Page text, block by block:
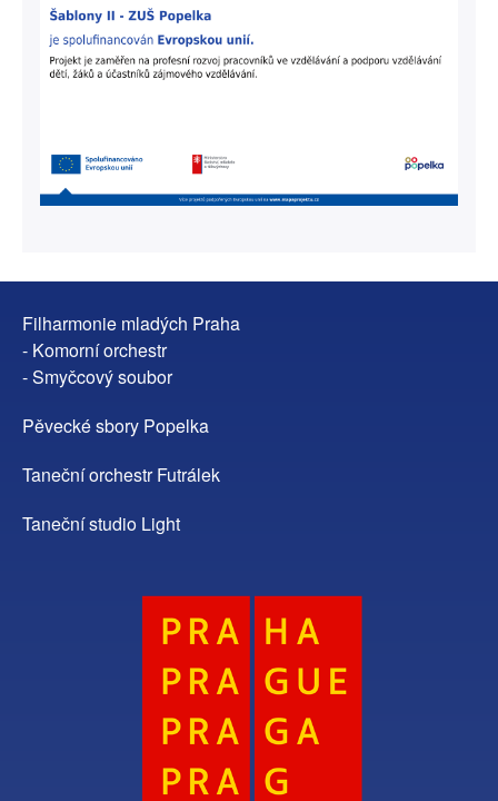
Filharmonie mladých Praha
- Komorní orchestr
- Smyčcový soubor
Pěvecké sbory Popelka
Taneční orchestr Futrálek
Taneční studio Light